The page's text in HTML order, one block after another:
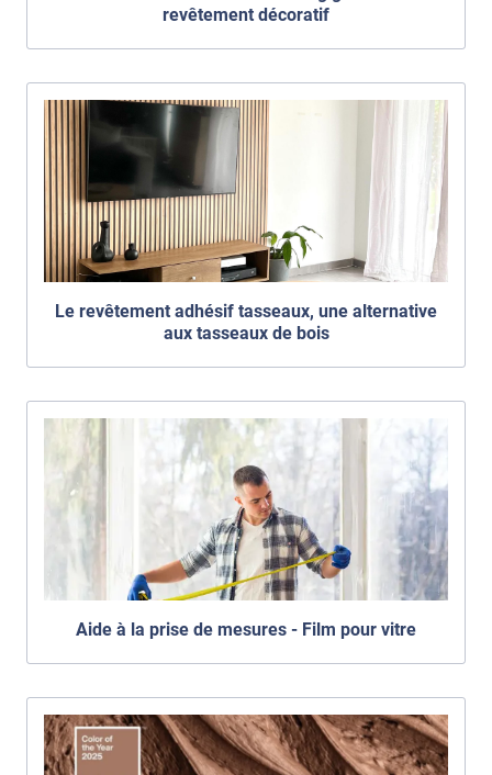
revêtement décoratif
Le revêtement adhésif tasseaux, une alternative
aux tasseaux de bois
Aide à la prise de mesures - Film pour vitre